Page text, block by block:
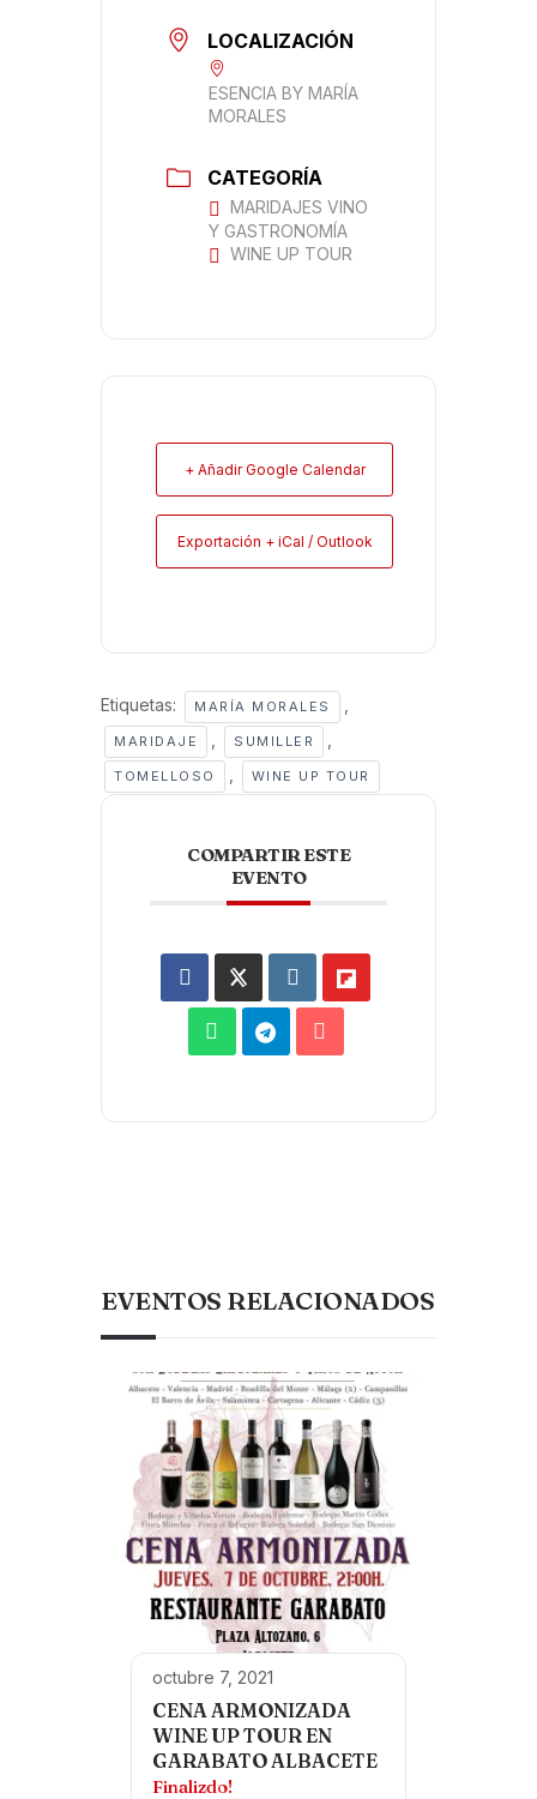
LOCALIZACIÓN
ESENCIA BY MARÍA
MORALES
CATEGORÍA
MARIDAJES VINO
Y GASTRONOMÍA
WINE UP TOUR
+ Añadir Google Calendar
Exportación + iCal / Outlook
Etiquetas: MARÍA MORALES
MARIDAJE SUMILLER
TOMELLOSO WINE UP TOUR
COMPARTIR ESTE
EVENTO
EVENTOS RELACIONADOS
octubre 7, 2021
CENA ARMONIZADA
WINE UP TOUR EN
GARABATO ALBACETE
Finalizdo!